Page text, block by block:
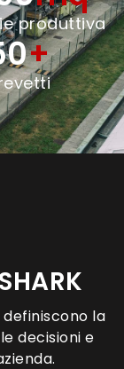
produttiva
+
la
decisioni e